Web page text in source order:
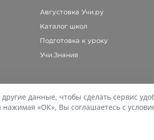
Августовка Учи.ру
Каталог школ
Подготовка к уроку
Учи.Знания
материалов uchi.ru/otvety ссылка на сайт
данные, чтобы сделать сервис
нажимая «ОК», Вы соглашаетесь с